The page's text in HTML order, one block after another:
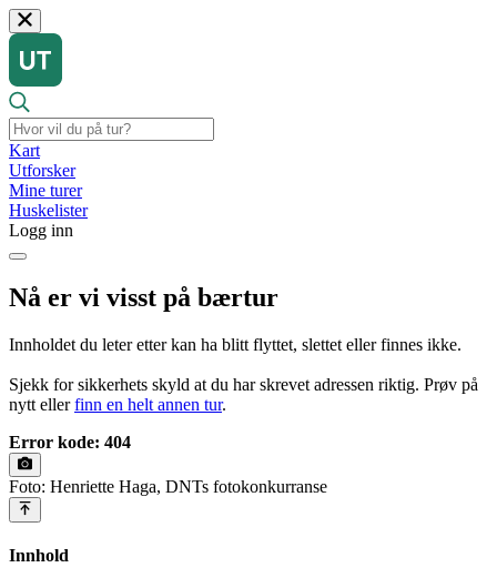
Kart
Utforsker
Mine turer
Huskelister
Logg inn
Nå er vi visst på bærtur
Innholdet du leter etter kan ha blitt flyttet, slettet eller finnes ikke.
Sjekk for sikkerhets skyld at du har skrevet adressen riktig. Prøv på
nytt eller finn en helt annen tur.
Error kode: 404
Foto: Henriette Haga, DNTs fotokonkurranse
Innhold